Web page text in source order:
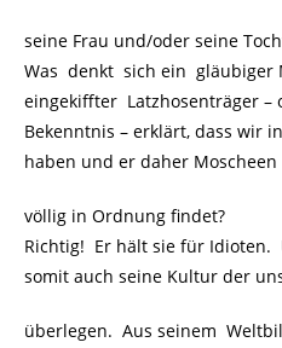
seine Frau und/oder seine
Was denkt sich ein gläubiger
eingekiffter Latzhosenträger –
Bekenntnis – erklärt, dass wir
haben und er daher Moscheen
völlig in Ordnung findet?
Richtig! Er hält sie für
somit auch seine Kultur der
überlegen. Aus seinem